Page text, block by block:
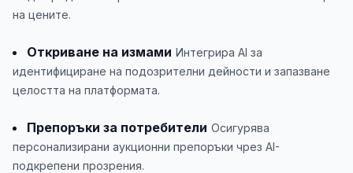
на цените.
Откриване на измами Интегрира AI за
идентифициране на подозрителни дейности и запазване
целостта на платформата.
Препоръки за потребители Осигурява
персонализирани аукционни препоръки чрез AI-
подкрепени прозрения.